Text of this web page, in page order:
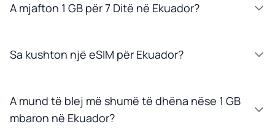
A mjafton 1 GB për 7 Ditë në Ekuador?
Sa kushton një eSIM për Ekuador?
A mund të blej më shumë të dhëna nëse 1 GB
mbaron në Ekuador?